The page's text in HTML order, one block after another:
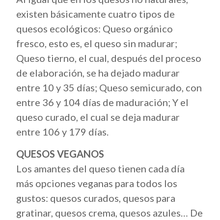
existen básicamente cuatro tipos de
quesos ecológicos: Queso orgánico
fresco, esto es, el queso sin madurar;
Queso tierno, el cual, después del proceso
de elaboración, se ha dejado madurar
entre 10 y 35 días; Queso semicurado, con
entre 36 y 104 días de maduración; Y el
queso curado, el cual se deja madurar
entre 106 y 179 días.
QUESOS VEGANOS
Los amantes del queso tienen cada día
más opciones veganas para todos los
gustos: quesos curados, quesos para
gratinar, quesos crema, quesos azules… De